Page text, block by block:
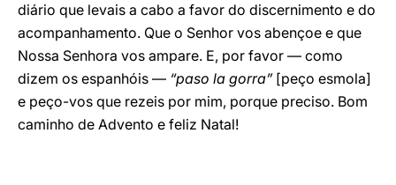
diário que levais a cabo a favor do discernimento e do
acompanhamento. Que o Senhor vos abençoe e que
Nossa Senhora vos ampare. E, por favor — como
dizem os espanhóis — “paso la gorra”[peço esmola]
e peço-vos que rezeis por mim, porque preciso. Bom
caminho de Advento e feliz Natal!